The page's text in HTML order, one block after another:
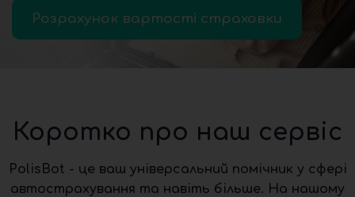
Розрахунок вартості страховки
Коротко про наш сервіс
PolisBot - це ваш універсальний помічник у сфері
автострахування та навіть більше. На нашому